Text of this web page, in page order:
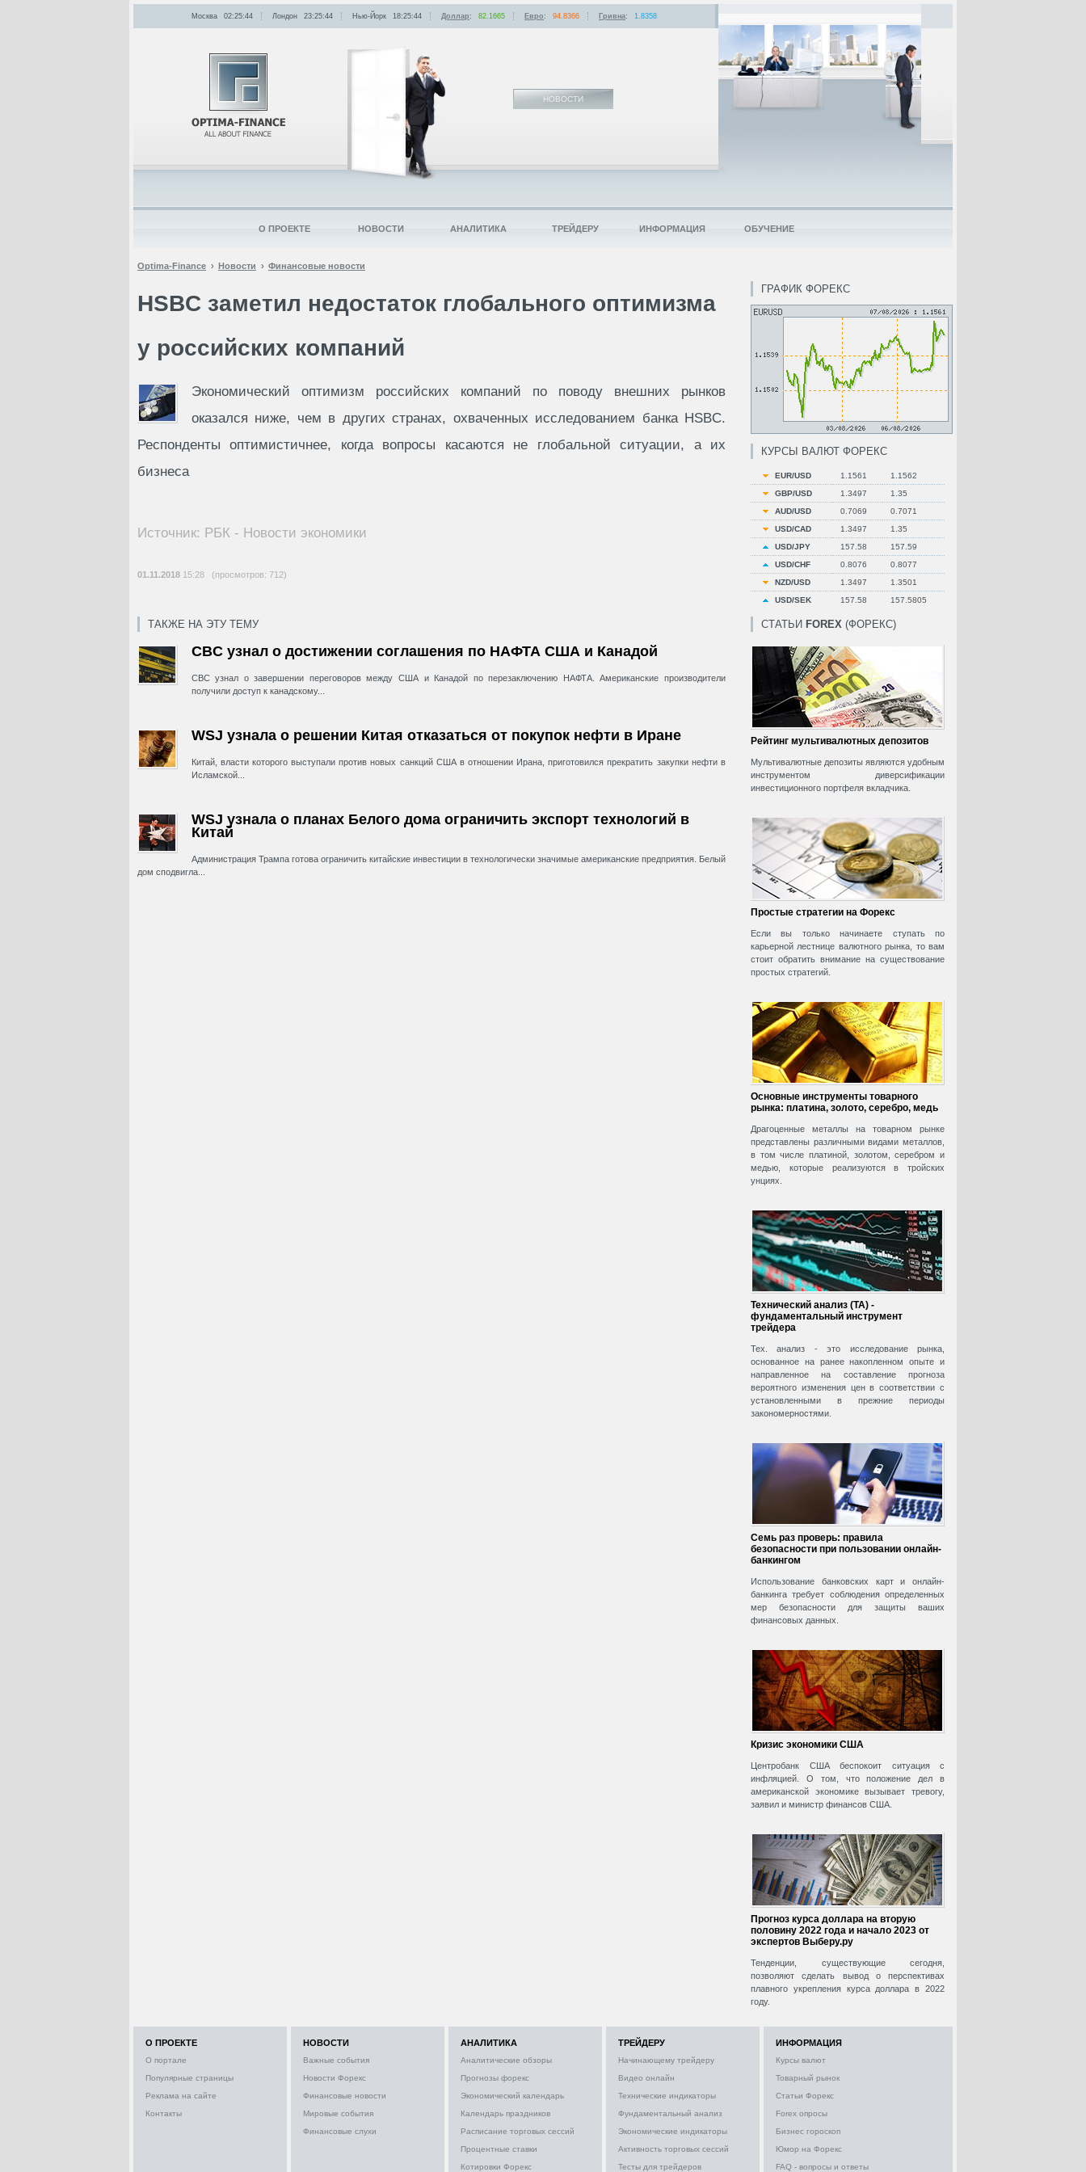
Optima-Finance Новости Финансовые новости
HSBC заметил недостаток глобального оптимизма
у российских компаний
Экономический оптимизм российских компаний по поводу внешних рынков
оказался ниже, чем в других странах, охваченных исследованием банка HSBC.
Респонденты оптимистичнее, когда вопросы касаются не глобальной ситуации, а их
бизнеса
Источник: РБК - Новости экономики
01.11.2018 15:28 (просмотров: 712)
ТАКЖЕ НА ЭТУ ТЕМУ
CBC узнал о достижении соглашения по НАФТА США и Канадой
CBC узнал о завершении переговоров между США и Канадой по перезаключению НАФТА. Американские производители
получили доступ к канадскому...
WSJ узнала о решении Китая отказаться от покупок нефти в Иране
Китай, власти которого выступали против новых санкций США в отношении Ирана, приготовился прекратить закупки нефти в
Исламской...
WSJ узнала о планах Белого дома ограничить экспорт технологий в
Китай
Администрация Трампа готова ограничить китайские инвестиции в технологически значимые американские предприятия. Белый
дом сподвигла...
ГРАФИК ФОРЕКС
КУРСЫ ВАЛЮТ ФОРЕКС
EUR/USD 1.1561
1.1562
GBP/USD
1.3497
1.35
AUD/USD
0.7069
0.7071
USD/CAD
1.3497
1.35
USD/JPY
157.58
157.59
USD/CHF
0.8076
0.8077
NZD/USD
1.3497
1.3501
USD/SEK
157.58 157.5805
СТАТЬИ FOREX (ФОРЕКС)
Рейтинг мультивалютных депозитов
Мультивалютные депозиты являются удобным
инструментом диверсификации
инвестиционного портфеля вкладчика.
Простые стратегии на Форекс
Если вы только начинаете ступать по
карьерной лестнице валютного рынка, то вам
стоит обратить внимание на существование
простых стратегий.
Основные инструменты товарного
рынка: платина, золото, серебро, медь
Драгоценные металлы на товарном рынке
представлены различными видами металлов,
в том числе платиной, золотом, серебром и
медью, которые реализуются в тройских
унциях.
Технический анализ (ТА) -
фундаментальный инструмент
трейдера
Тех. анализ - это исследование рынка,
основанное на ранее накопленном опыте и
направленное на составление прогноза
вероятного изменения цен в соответствии с
установленными в прежние периоды
закономерностями.
Семь раз проверь: правила
безопасности при пользовании онлайн-
банкингом
Использование банковских карт и онлайн-
банкинга требует соблюдения определенных
мер безопасности для защиты ваших
финансовых данных.
Кризис экономики США
Центробанк США беспокоит ситуация с
инфляцией. О том, что положение дел в
американской экономике вызывает тревогу,
заявил и министр финансов США.
Прогноз курса доллара на вторую
половину 2022 года и начало 2023 от
экспертов Выберу.ру
Тенденции, существующие сегодня,
позволяют сделать вывод о перспективах
плавного укрепления курса доллара в 2022
году.
НОВОСТИ
Москва 02:25:44 Лондон 23:25:44 Нью-Йорк 18:25:44 Доллар: 82.1665 Евро: 94.8366 Гривна: 1.8358
О ПРОЕКТЕ НОВОСТИ АНАЛИТИКА ТРЕЙДЕРУ ИНФОРМАЦИЯ ОБУЧЕНИЕ
О ПРОЕКТЕ
О портале
Популярные страницы
Реклама на сайте
Контакты
НОВОСТИ
Важные события
Новости Форекс
Финансовые новости
Мировые события
Финансовые слухи
АНАЛИТИКА
Аналитические обзоры
Прогнозы форекс
Экономический календарь
Календарь праздников
Расписание торговых сессий
Процентные ставки
Котировки Форекс
ТРЕЙДЕРУ
Начинающему трейдеру
Видео онлайн
Технические индикаторы
Фундаментальный анализ
Экономические индикаторы
Активность торговых сессий
Тесты для трейдеров
ИНФОРМАЦИЯ
Курсы валют
Товарный рынок
Статьи Форекс
Forex опросы
Бизнес гороскоп
Юмор на Форекс
FAQ - вопросы и ответы